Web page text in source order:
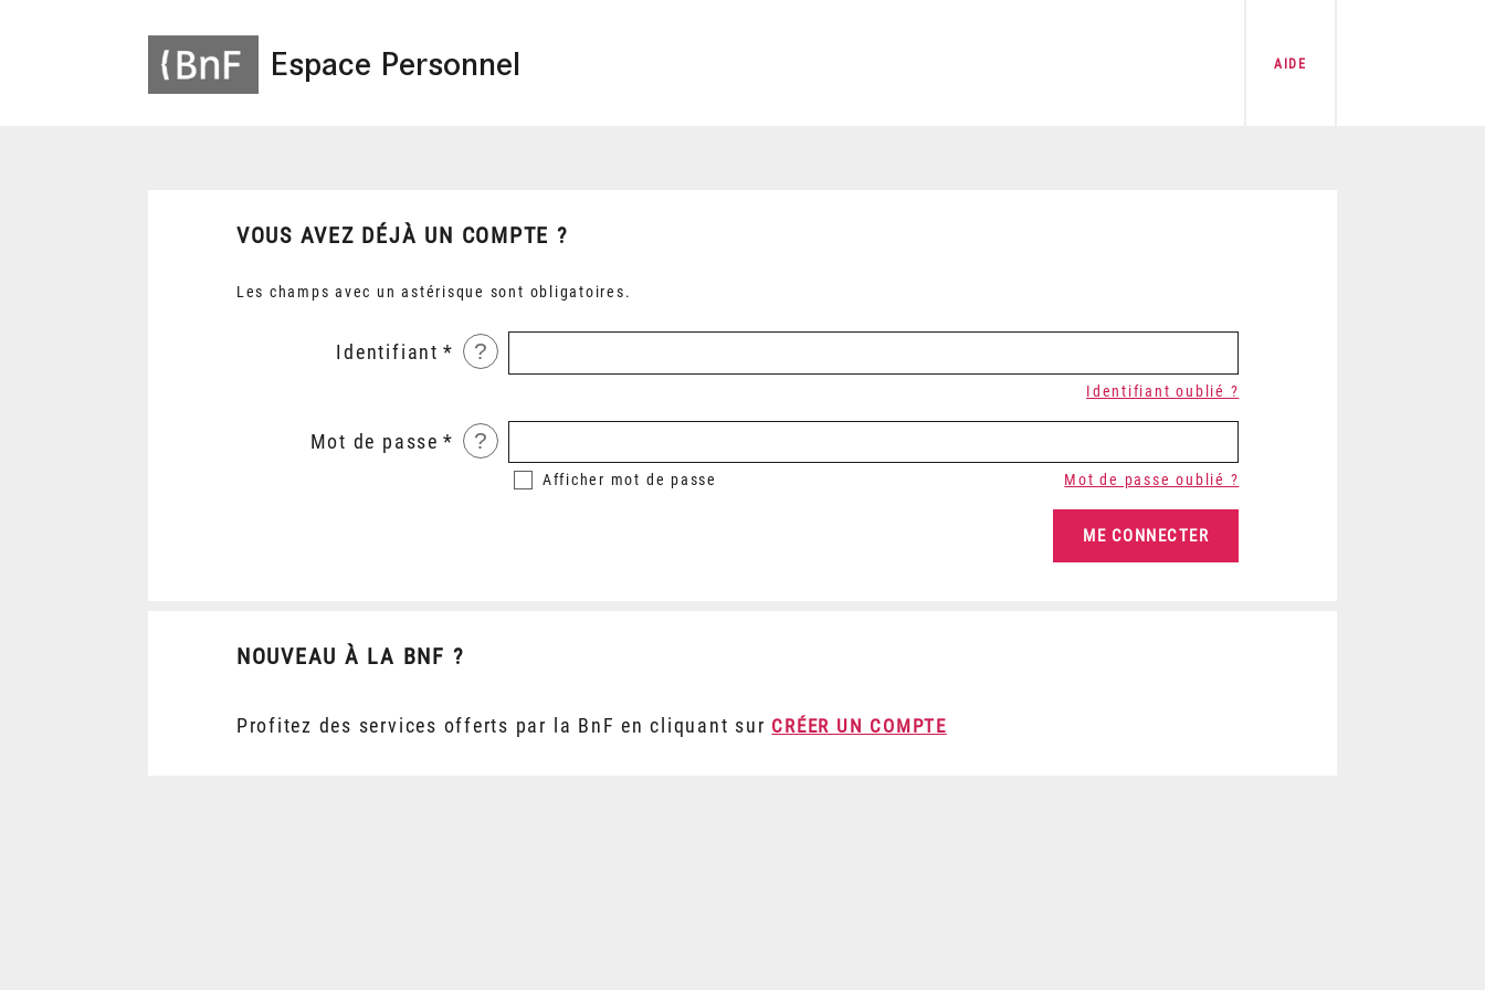
Espace Personnel AIDE
VOUS AVEZ DÉJÀ UN COMPTE ?
Les champs avec un astérisque sont obligatoires.
Identifiant ?
Identifiant oublié ?
Mot de passe ?
Afficher mot de passe Mot de passe oublié ?
NOUVEAU À LA BNF ?
Profitez des services offerts par la BnF en cliquant sur CRÉER UN COMPTE